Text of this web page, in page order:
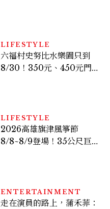
LIFESTYLE
六福村史努比水樂園只到
8/30！350元、450元門票
LIFESTYLE
2026高雄旗津風箏節
8/8~8/9登場！35公尺巨大
ENTERTAINMENT
走在演員的路上，蒲禾菲：